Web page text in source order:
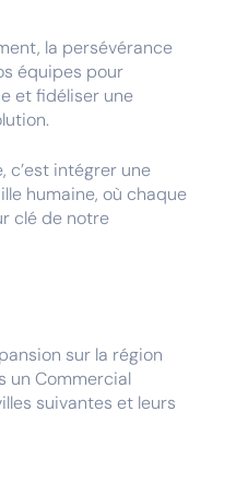
la persévérance
équipes pour
et fidéliser une
c’est intégrer une
humaine, où chaque
clé de notre
sur la région
un Commercial
suivantes et leurs